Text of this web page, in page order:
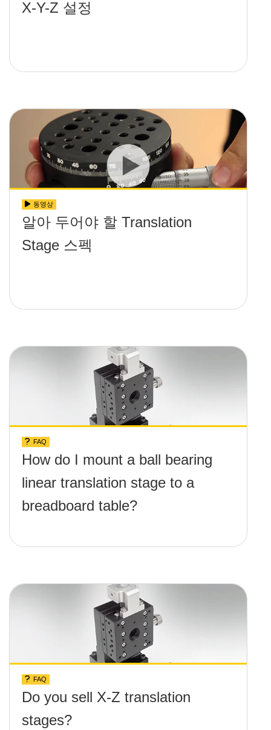
X-Y-Z 설정
동영상
알아 두어야 할 Translation
Stage 스펙
FAQ
How do I mount a ball bearing
linear translation stage to a
breadboard table?
FAQ
Do you sell X-Z translation
stages?